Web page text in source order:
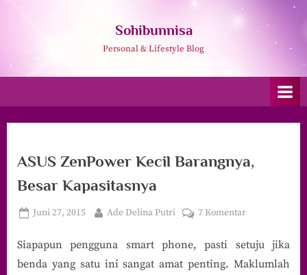
Sohibunnisa
Personal & Lifestyle Blog
ASUS ZenPower Kecil Barangnya,
Besar Kapasitasnya
Posted
Juni 27, 2015 By
Ade Delina Putri 7 Komentarpada
ZenPower
Kecil
Siapapun pengguna smart phone, pasti setuju jika
benda yang satu ini sangat amat penting. Maklumlah